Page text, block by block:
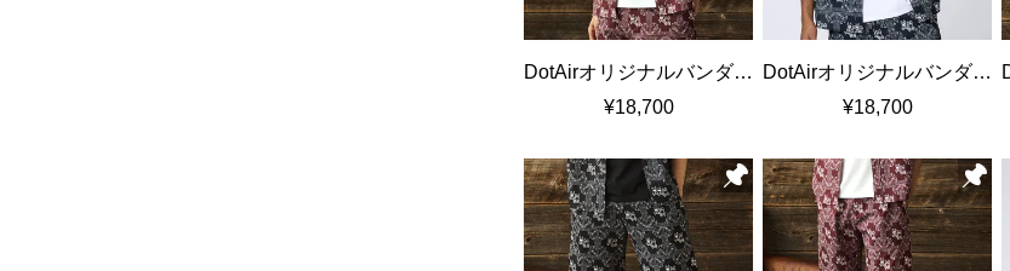
DotAirオリジナルバンダナ柄 セットアップシャツ
¥18,700
DotAirオリジナルバンダナ柄 セットアップシャツ
¥18,700